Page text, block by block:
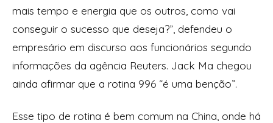
mais tempo e energia que os outros, como vai
conseguir o sucesso que deseja?”, defendeu o
empresário em discurso aos funcionários segundo
informações da agência Reuters. Jack Ma chegou
ainda afirmar que a rotina 996 “é uma benção”.
Esse tipo de rotina é bem comum na China, onde há